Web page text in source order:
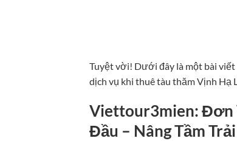
Tuyệt vời! Dưới đây là một bài
dịch vụ khi thuê tàu thăm Vịnh Hạ
Viettour3mien: Đơn
Đầu – Nâng Tầm